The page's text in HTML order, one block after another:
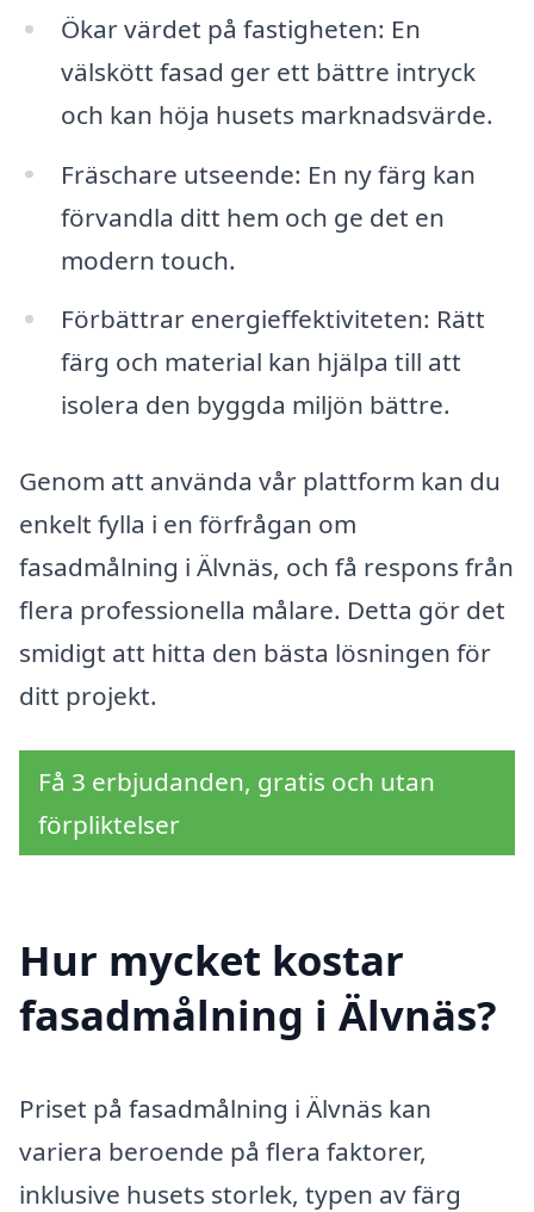
Ökar värdet på fastigheten: En
välskött fasad ger ett bättre intryck
och kan höja husets marknadsvärde.
Fräschare utseende: En ny färg kan
förvandla ditt hem och ge det en
modern touch.
Förbättrar energieffektiviteten: Rätt
färg och material kan hjälpa till att
isolera den byggda miljön bättre.
Genom att använda vår plattform kan du
enkelt fylla i en förfrågan om
fasadmålning i Älvnäs, och få respons från
flera professionella målare. Detta gör det
smidigt att hitta den bästa lösningen för
ditt projekt.
Få 3 erbjudanden, gratis och utan
förpliktelser
Hur mycket kostar
fasadmålning i Älvnäs?
Priset på fasadmålning i Älvnäs kan
variera beroende på flera faktorer,
inklusive husets storlek, typen av färg